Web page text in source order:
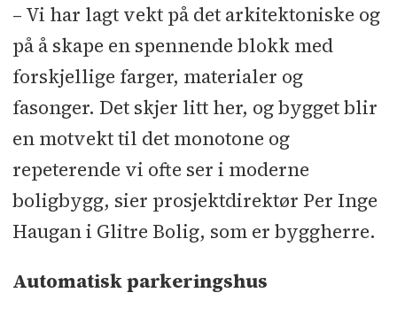
Rådgivere:
RIB: Will Arentz
RIBr:
Swecol
RIG, RIBfy, RIEn:
MulticonsultlRIVei: Stener Sørensen
lRIVA: Asplan Viak
Underentreprenører og
leverandører:Stikking/oppmåling:
Asker OppmålinglGrunn- og
Irby ElektrolRørlegger: Holtefjell
– Vi har lagt vekt på det arkitektoniske og
på å skape en spennende blokk med
forskjellige farger, materialer og
fasonger. Det skjer litt her, og bygget blir
en motvekt til det monotone og
repeterende vi ofte ser i moderne
boligbygg, sier prosjektdirektør Per Inge
Haugan i Glitre Bolig, som er byggherre.
Automatisk parkeringshus